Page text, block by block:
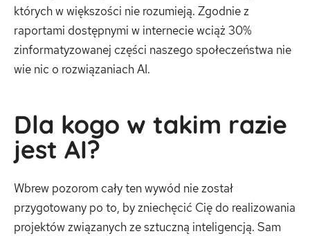
których w większości nie rozumieją. Zgodnie z
raportami dostępnymi w internecie wciąż 30%
zinformatyzowanej części naszego społeczeństwa nie
wie nic o rozwiązaniach AI.
Dla kogo w takim razie
jest AI?
Wbrew pozorom cały ten wywód nie został
przygotowany po to, by zniechęcić Cię do realizowania
projektów związanych ze sztuczną inteligencją. Sam